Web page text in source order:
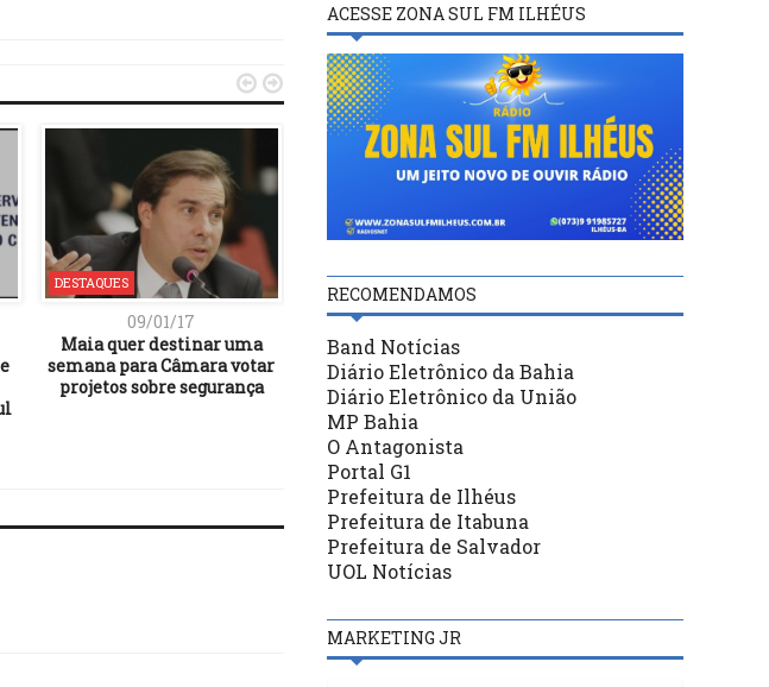
DESTAQUES
09/01/17
Maia quer destinar uma
semana para Câmara votar
projetos sobre segurança
DESTAQUES
03/05/23
Mário Alexandre dialoga
sobre melhorias na Educação
em parceria com o Governo
do Estado
DESTAQUES
12/09/17
novo rumo após prisão
 
ACESSE ZONA SUL FM ILHÉUS
RECOMENDAMOS
Band Notícias
Diário Eletrônico da Bahia
Diário Eletrônico da União
MP Bahia
O Antagonista
Portal G1
Prefeitura de Ilhéus
Prefeitura de Itabuna
Prefeitura de Salvador
UOL Notícias
MARKETING JR